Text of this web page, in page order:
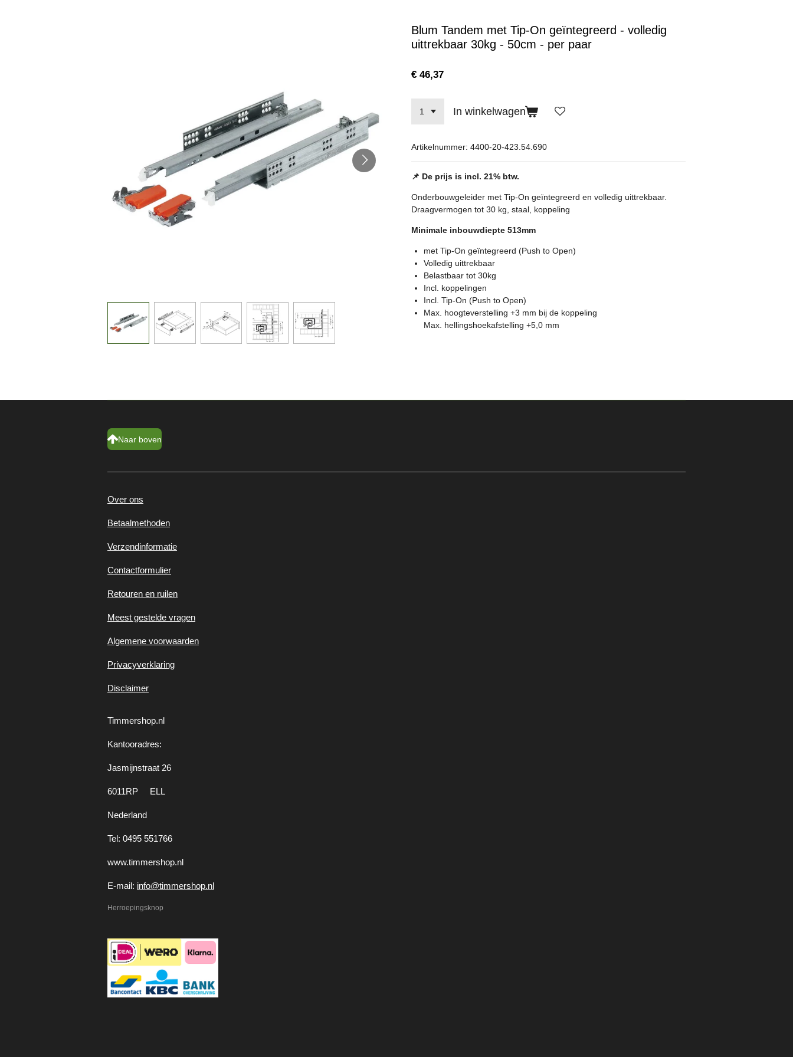
Blum Tandem met Tip-On geïntegreerd - volledig
uittrekbaar 30kg - 50cm - per paar
€ 46,37
In winkelwagen
Artikelnummer: 4400-20-423.54.690
📌 De prijs is incl. 21% btw.
Onderbouwgeleider met Tip-On geïntegreerd en volledig uittrekbaar.
Draagvermogen tot 30 kg, staal, koppeling
Minimale inbouwdiepte 513mm
met Tip-On geïntegreerd (Push to Open)
Volledig uittrekbaar
Belastbaar tot 30kg
Incl. koppelingen
Incl. Tip-On (Push to Open)
Max. hoogteverstelling +3 mm bij de koppeling
Max. hellingshoekafstelling +5,0 mm
Naar boven
Over ons
Betaalmethoden
Verzendinformatie
Contactformulier
Retouren en ruilen
Meest gestelde vragen
Algemene voorwaarden
Privacyverklaring
Disclaimer
Timmershop.nl
Kantooradres:
Jasmijnstraat 26
6011RP ELL
Nederland
Tel: 0495 551766
www.timmershop.nl
E-mail: info@timmershop.nl
Herroepingsknop